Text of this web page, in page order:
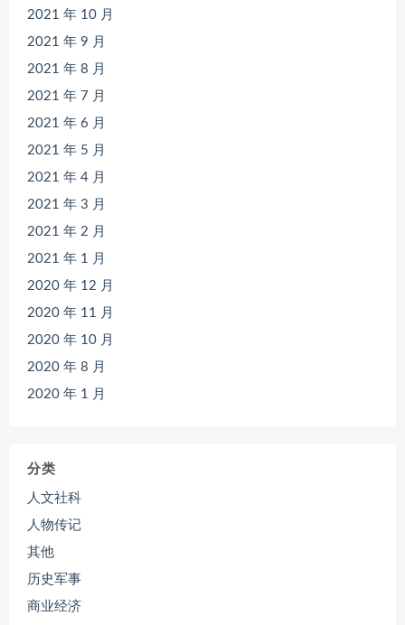
2021 年 10 月
2021 年 9 月
2021 年 8 月
2021 年 7 月
2021 年 6 月
2021 年 5 月
2021 年 4 月
2021 年 3 月
2021 年 2 月
2021 年 1 月
2020 年 12 月
2020 年 11 月
2020 年 10 月
2020 年 8 月
2020 年 1 月
分类
人文社科
人物传记
其他
历史军事
商业经济